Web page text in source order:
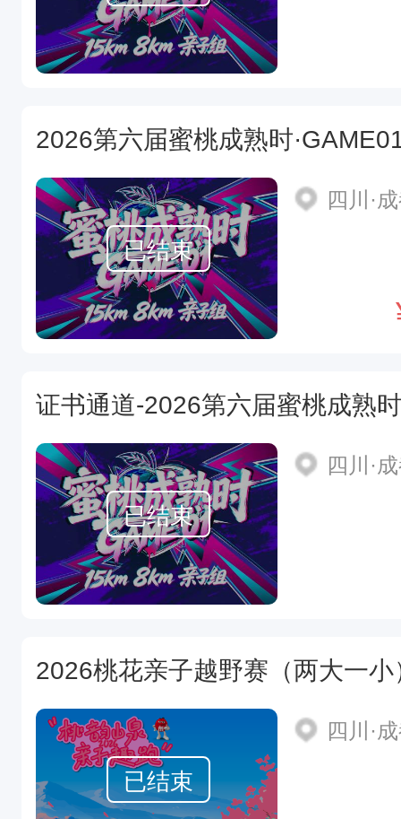
2026第六届蜜桃成熟时
已结束
四川·
证书通道-2026第六届蜜桃成熟
已结束
四川·
2026桃花亲子越野赛（两大一小
已结束
四川·